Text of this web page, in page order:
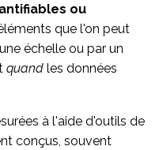
ou
que l'on peut
échelle ou par un
quand les données
à l'aide d'outils de
conçus, souvent